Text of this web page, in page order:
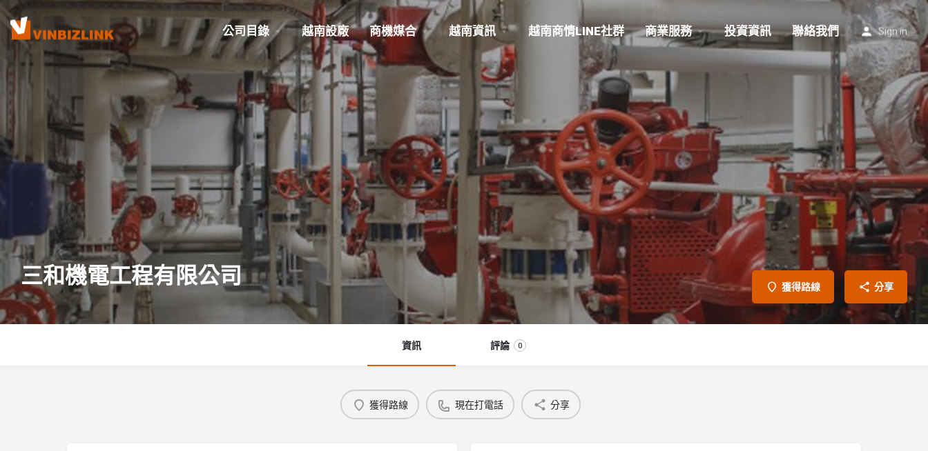
公司目錄 越南設廠 商機媒合 越南資訊 越南商情LINE社群 商業服務 投資資訊 聯絡我們 Sign in
三和機電工程有限公司 獲得路線 分享
資訊 評論 0
獲得路線 現在打電話 分享